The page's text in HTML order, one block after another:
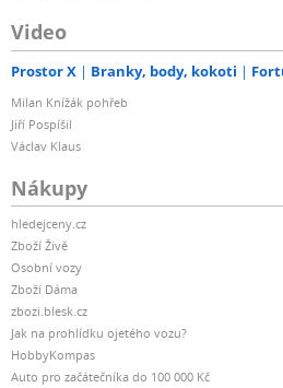
Video
Prostor X Branky, body, kokoti
Milan Knížák pohřeb
Jiří Pospíšil
Václav Klaus
Nákupy
hledejceny.cz
Zboží Živě
Osobní vozy
Zboží Dáma
zbozi.blesk.cz
Jak na prohlídku ojetého vozu?
HobbyKompas
Auto pro začátečníka do 100 000 Kč